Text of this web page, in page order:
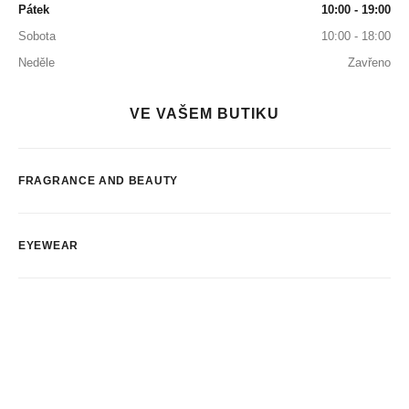
Pátek
10:00 - 19:00
Sobota
10:00 - 18:00
Neděle
Zavřeno
VE VAŠEM BUTIKU
FRAGRANCE AND BEAUTY
EYEWEAR